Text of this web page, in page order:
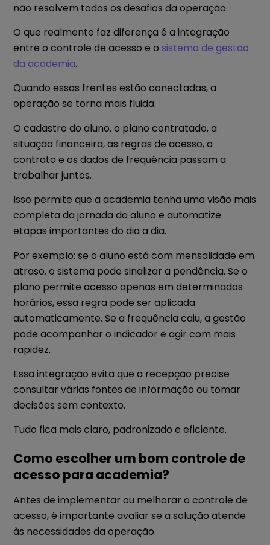
não resolvem todos os desafios da operação.
O que realmente faz diferença é a integração
entre o controle de acesso e osistema de gestão
da academia.
Quando essas frentes estão conectadas, a
operação se torna mais fluida.
O cadastro do aluno, o plano contratado, a
situação financeira, as regras de acesso, o
contrato e os dados de frequência passam a
trabalhar juntos.
Isso permite que a academia tenha uma visão mais
completa da jornada do aluno e automatize
etapas importantes do dia a dia.
Por exemplo: se o aluno está com mensalidade em
atraso, o sistema pode sinalizar a pendência. Se o
plano permite acesso apenas em determinados
horários, essa regra pode ser aplicada
automaticamente. Se a frequência caiu, a gestão
pode acompanhar o indicador e agir com mais
rapidez.
Essa integração evita que a recepção precise
consultar várias fontes de informação ou tomar
decisões sem contexto.
Tudo fica mais claro, padronizado e eficiente.
Como escolher um bom controle de
acesso para academia?
Antes de implementar ou melhorar o controle de
acesso, é importante avaliar se a solução atende
às necessidades da operação.